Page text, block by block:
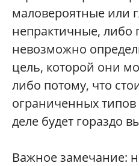
маловероятные или
непрактичные, либо
невозможно
цель, которой они
либо потому, что
ограниченных
деле будет гораздо
Важное замечание: